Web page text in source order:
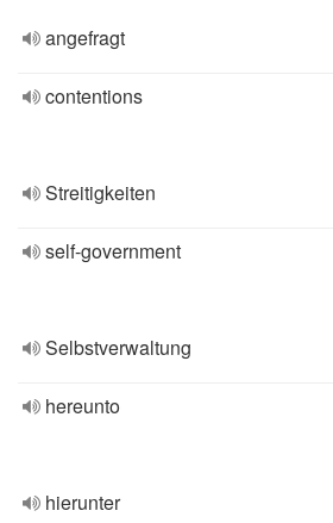
angefragt
contentions
Streitigkeiten
self-government
Selbstverwaltung
hereunto
hierunter